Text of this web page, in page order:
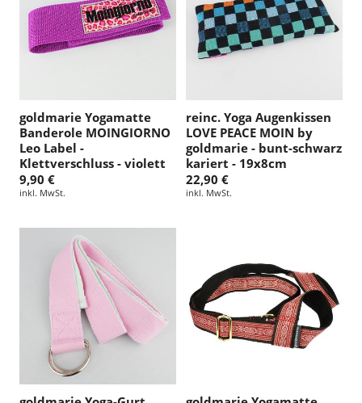
goldmarie Yogamatte
Banderole MOINGIORNO
Leo Label -
Klettverschluss - violett
9,90 €
inkl. MwSt.
reinc. Yoga Augenkissen
LOVE PEACE MOIN by
goldmarie - bunt-schwarz
kariert - 19x8cm
22,90 €
inkl. MwSt.